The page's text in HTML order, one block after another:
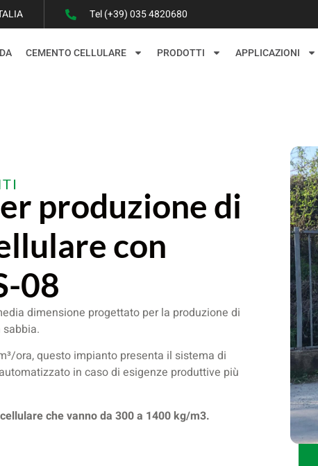
Tel (+39) 035 4820680
CEMENTO CELLULARE PRODOTTI APPLICAZIONI
produzione di
con
08
dimensione progettato per la produzione di
ora, questo impianto presenta il sistema di
in caso di esigenze produttive più
che vanno da 300 a 1400 kg/m3.